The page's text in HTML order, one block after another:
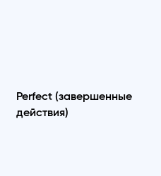
Perfect (завершенные
действия)